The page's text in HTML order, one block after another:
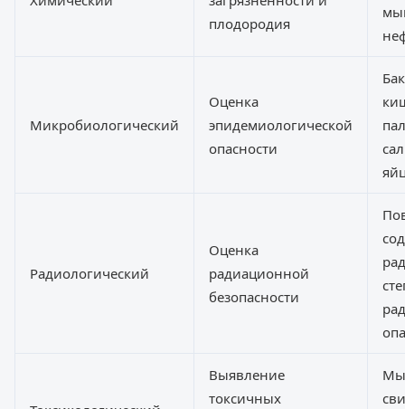
плодородия
Микробиологический
Оценка
эпидемиологической
опасности
Радиологический
Оценка
радиационной
безопасности
Выявление
токсичных